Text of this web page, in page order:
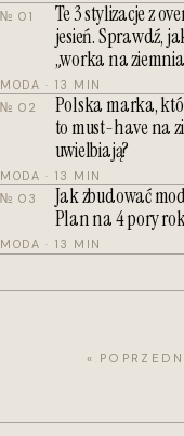
№ 01
Te 3 stylizacje z
jesień. Sprawdź,
„worka na
MODA · 13 MIN
№ 02
Polska marka,
to must-have na
uwielbiają?
MODA · 13 MIN
№ 03
Jak zbudować
Plan na 4 pory
MODA · 13 MIN
«